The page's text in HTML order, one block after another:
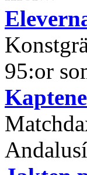
95:or